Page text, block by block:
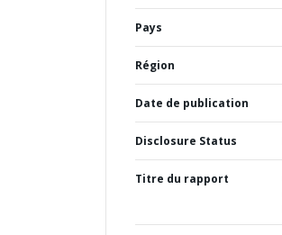
Pays
Région
Date de publication
Disclosure Status
Titre du rapport